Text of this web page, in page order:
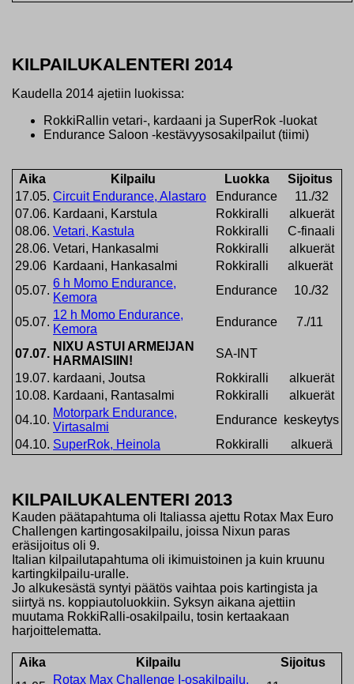
KILPAILUKALENTERI 2014
Kaudella 2014 ajetiin luokissa:
RokkiRallin vetari-, kardaani ja SuperRok -luokat
Endurance Saloon -kestävyysosakilpailut (tiimi)
Aika Kilpailu Luokka
Sijoitus
17.05. Circuit Endurance, Alastaro Endurance
11./32
07.06. Kardaani, Karstula Rokkiralli
alkuerät
08.06. Vetari, Kastula Rokkiralli
C-finaali
28.06. Vetari, Hankasalmi Rokkiralli
alkuerät
29.06 Kardaani, Hankasalmi Rokkiralli
alkuerät
05.07.
6 h Momo Endurance,
Kemora
Endurance 10./32
05.07.
12 h Momo Endurance,
Kemora
Endurance 7./11
07.07.
NIXU ASTUI ARMEIJAN
HARMAISIIN!
SA-INT
19.07. kardaani, Joutsa Rokkiralli
alkuerät
10.08. Kardaani, Rantasalmi Rokkiralli
alkuerät
04.10.
Motorpark Endurance,
Virtasalmi
Endurance keskeytys
04.10. SuperRok, Heinola Rokkiralli alkuerä
KILPAILUKALENTERI 2013
Kauden päätapahtuma oli Italiassa ajettu Rotax Max Euro
Challengen kartingosakilpailu, joissa Nixun paras
eräsijoitus oli 9.
Italian kilpailutapahtuma oli ikimuistoinen ja kuin kruunu
kartingkilpailu-uralle.
Jo alkukesästä syntyi päätös vaihtaa pois kartingista ja
siirtyä ns. koppiautoluokkiin. Syksyn aikana ajettiin
muutama RokkiRalli-osakilpailu, tosin kertaakaan
harjoittelematta.
Aika Kilpailu
Sijoitus
Rotax Max Challenge I-osakilpailu,